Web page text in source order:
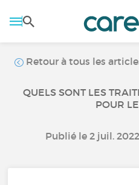
Retour à tous les
QUELS SONT LES
POUR
Publié le 2 juil. 2022